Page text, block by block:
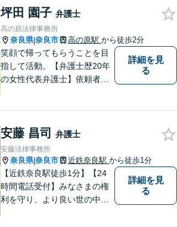
坪田 園子 弁護士
高の原法律事務所
奈良県|奈良市 高の原駅 から徒歩2分
笑顔で帰ってもらうことを目
指して活動。【弁護士歴20年
の女性代表弁護士】依頼者の
お任せください！あなたのお
悩み、とことんお聞きしま
す。
詳細を見
る
安藤 昌司 弁護士
安藤法律事務所
奈良県|奈良市 近鉄奈良駅 から徒歩1分
【近鉄奈良駅徒歩1分】【24
時間電話受付】みなさまの権
利を守り、より良い世の中に
詳細を見
る